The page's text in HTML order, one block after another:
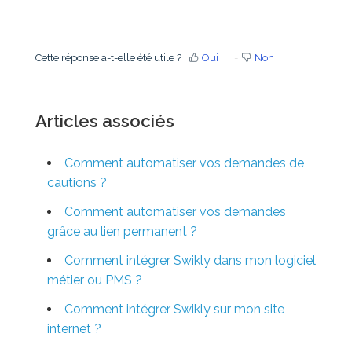
Cette réponse a-t-elle été utile ? Oui Non
Articles associés
Comment automatiser vos demandes de
cautions ?
Comment automatiser vos demandes
grâce au lien permanent ?
Comment intégrer Swikly dans mon logiciel
métier ou PMS ?
Comment intégrer Swikly sur mon site
internet ?